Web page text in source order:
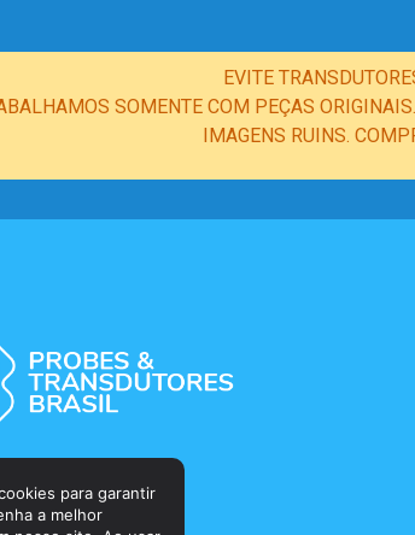
para garantir
a melhor
EVITE
SOMENTE COM PEÇAS
IMAGENS RUINS.